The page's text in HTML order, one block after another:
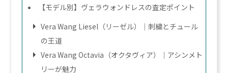
【モデル別】ヴェラウォンドレスの査定ポイント
Vera Wang Liesel（リーゼル）｜刺繍とチュール
の王道
Vera Wang Octavia（オクタヴィア）｜アシンメト
リーが魅力